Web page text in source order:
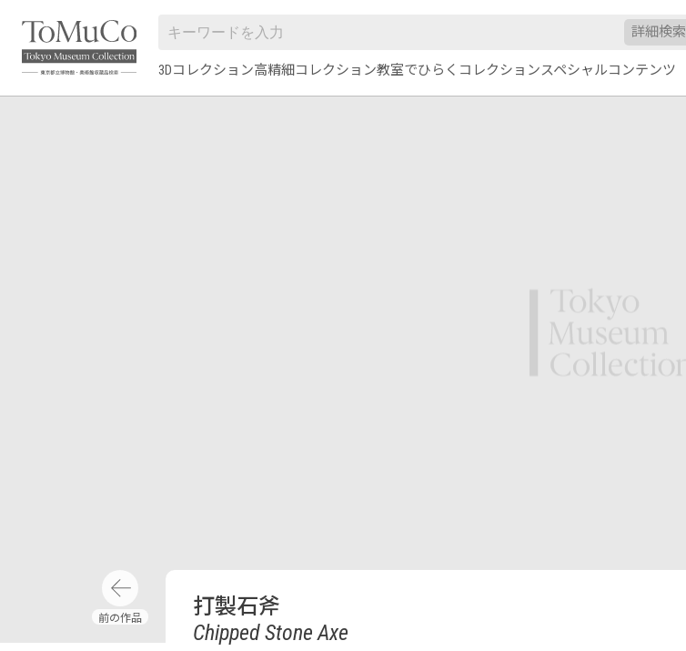
詳細検索
3Dコレクション高精細コレクション教室でひらくコレクションスペシャルコンテンツ
打製石斧
Chipped Stone Axe